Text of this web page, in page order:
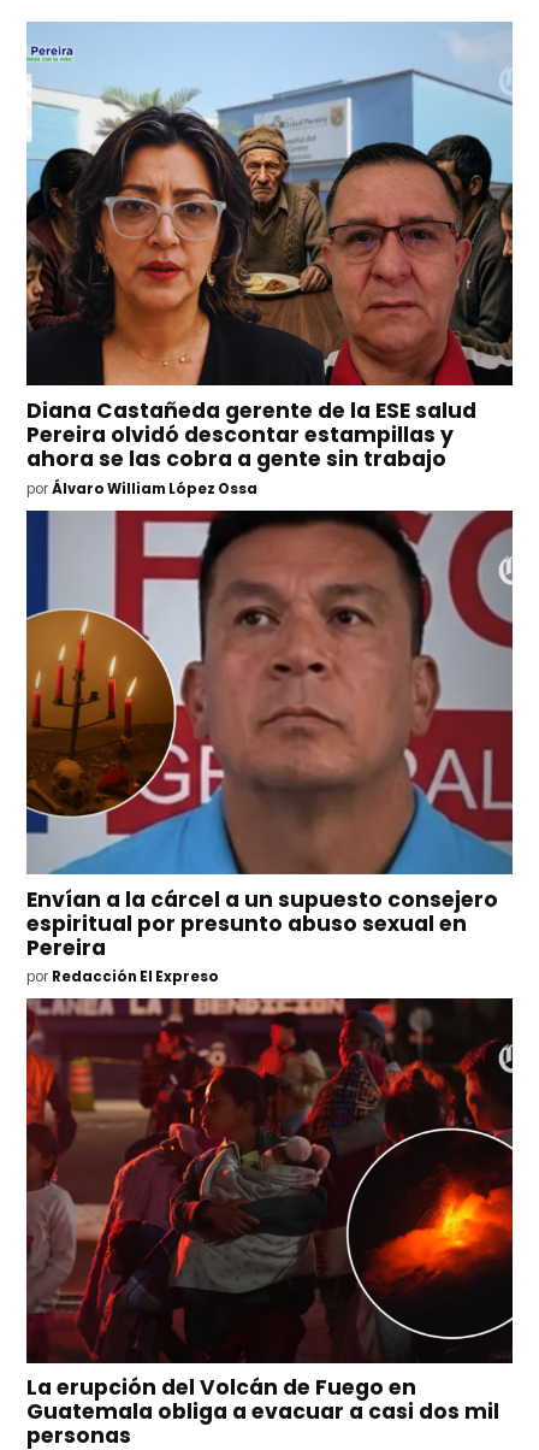
Diana Castañeda gerente de la ESE salud
Pereira olvidó descontar estampillas y
ahora se las cobra a gente sin trabajo
por Álvaro William López Ossa
Envían a la cárcel a un supuesto consejero
espiritual por presunto abuso sexual en
Pereira
por Redacción El Expreso
La erupción del Volcán de Fuego en
Guatemala obliga a evacuar a casi dos mil
personas